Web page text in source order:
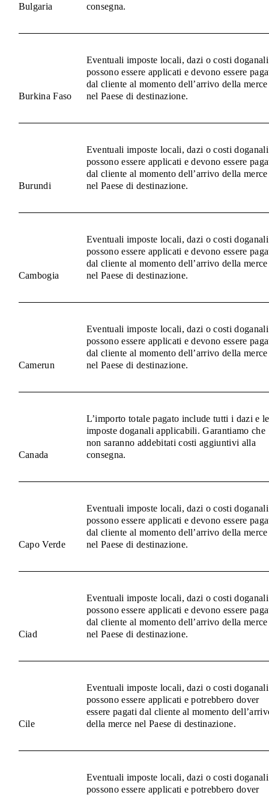
Bulgaria
consegna.
Burkina Faso
Eventuali imposte locali, dazi o costi doganali
possono essere applicati e devono essere
dal cliente al momento dell’arrivo della merce
nel Paese di destinazione.
Burundi
Eventuali imposte locali, dazi o costi doganali
possono essere applicati e devono essere
dal cliente al momento dell’arrivo della merce
nel Paese di destinazione.
Cambogia
Eventuali imposte locali, dazi o costi doganali
possono essere applicati e devono essere
dal cliente al momento dell’arrivo della merce
nel Paese di destinazione.
Camerun
Eventuali imposte locali, dazi o costi doganali
possono essere applicati e devono essere
dal cliente al momento dell’arrivo della merce
nel Paese di destinazione.
Canada
L’importo totale pagato include tutti i dazi e le
imposte doganali applicabili. Garantiamo che
non saranno addebitati costi aggiuntivi alla
consegna.
Capo Verde
Eventuali imposte locali, dazi o costi doganali
possono essere applicati e devono essere
dal cliente al momento dell’arrivo della merce
nel Paese di destinazione.
Ciad
Eventuali imposte locali, dazi o costi doganali
possono essere applicati e devono essere
dal cliente al momento dell’arrivo della merce
nel Paese di destinazione.
Cile
Eventuali imposte locali, dazi o costi doganali
possono essere applicati e potrebbero dover
essere pagati dal cliente al momento
della merce nel Paese di destinazione.
Eventuali imposte locali, dazi o costi doganali
possono essere applicati e potrebbero dover